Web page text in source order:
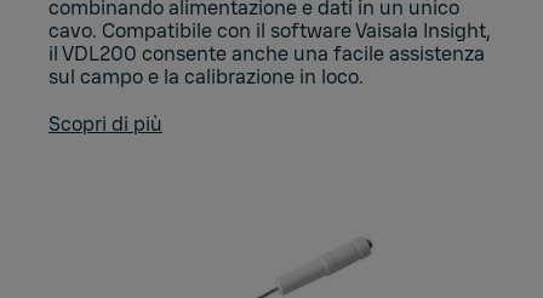
combinando alimentazione e dati in un unico
cavo. Compatibile con il software Vaisala Insight,
il VDL200 consente anche una facile assistenza
sul campo e la calibrazione in loco.
Scopri di più